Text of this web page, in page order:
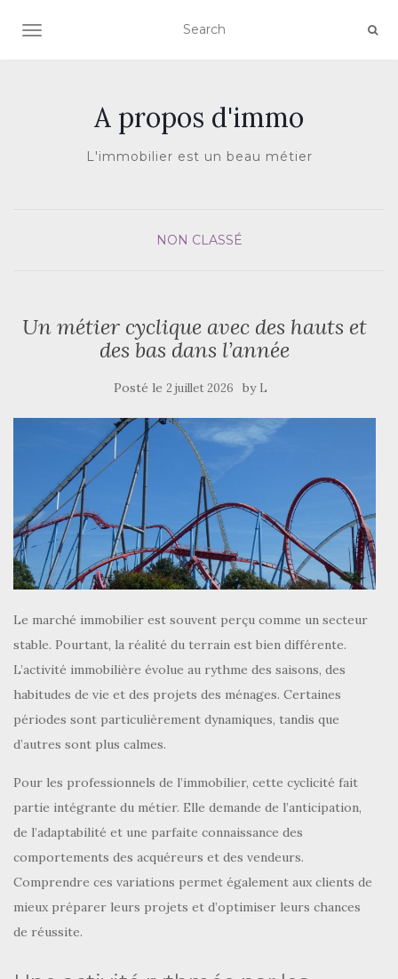
AFFICHER/MASQUER LA NAVIGATION
A propos d'immo
L'immobilier est un beau métier
NON CLASSÉ
Un métier cyclique avec des hauts et
des bas dans l’année
Posté le 2 juillet 2026 by L
Le marché immobilier est souvent perçu comme un secteur
stable. Pourtant, la réalité du terrain est bien différente.
L’activité immobilière évolue au rythme des saisons, des
habitudes de vie et des projets des ménages. Certaines
périodes sont particulièrement dynamiques, tandis que
d’autres sont plus calmes.
Pour les professionnels de l’immobilier, cette cyclicité fait
partie intégrante du métier. Elle demande de l’anticipation,
de l’adaptabilité et une parfaite connaissance des
comportements des acquéreurs et des vendeurs.
Comprendre ces variations permet également aux clients de
mieux préparer leurs projets et d’optimiser leurs chances
de réussite.